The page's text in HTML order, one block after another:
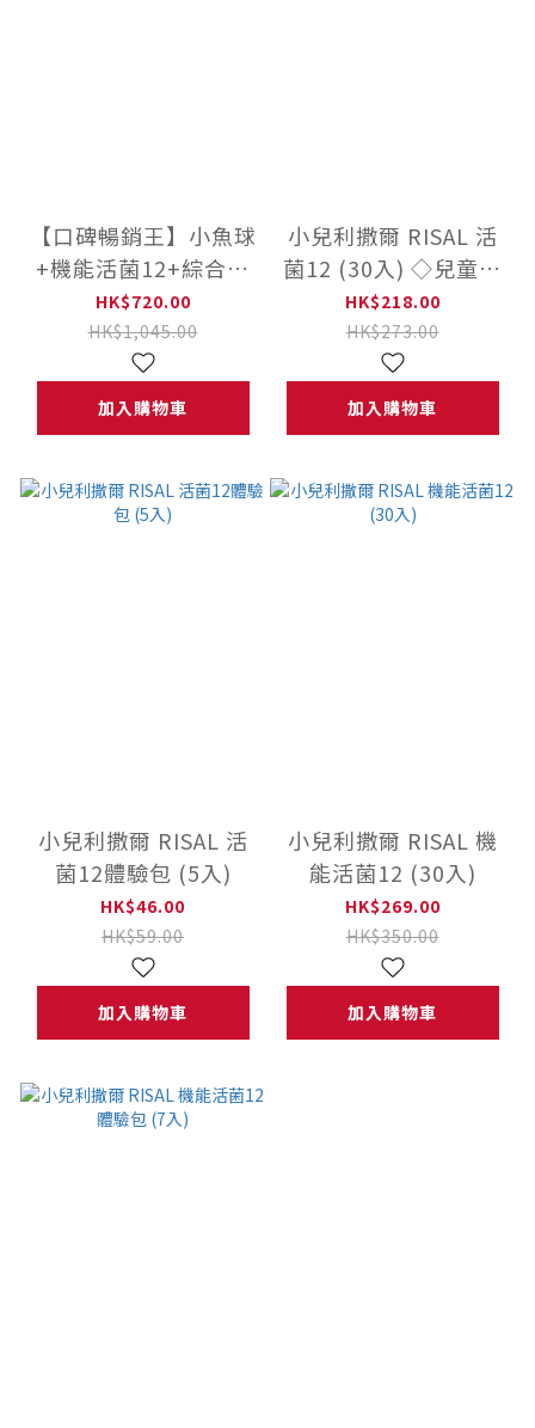
【口碑暢銷王】小魚球
+機能活菌12+綜合乳
鐵
HK$720.00
HK$1,045.00
加入購物車
小兒利撒爾 RISAL 活
菌12 (30入) ◇兒童益
生菌◇
HK$218.00
HK$273.00
加入購物車
小兒利撒爾 RISAL 活
菌12體驗包 (5入)
HK$46.00
HK$59.00
加入購物車
小兒利撒爾 RISAL 機
能活菌12 (30入)
HK$269.00
HK$350.00
加入購物車